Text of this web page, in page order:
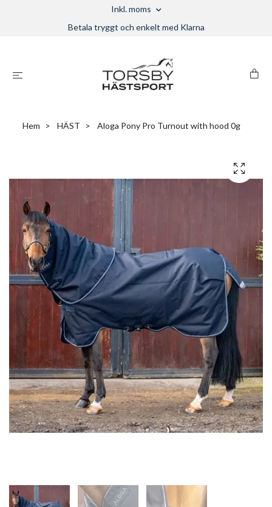
Inkl. moms
Betala tryggt och enkelt med Klarna
Hem HÄST Aloga Pony Pro Turnout with hood 0g